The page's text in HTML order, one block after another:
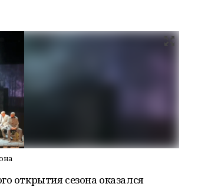
открытия сезона оказался